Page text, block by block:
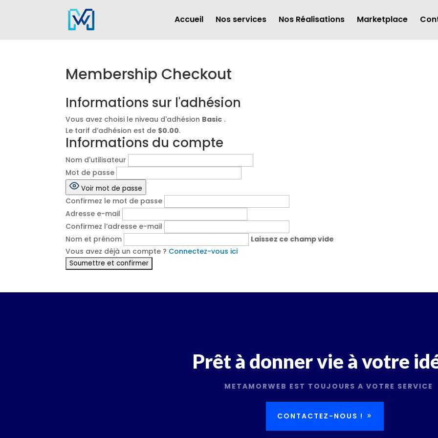
Accueil Nos services Nos Réalisations Marketplace
Membership Checkout
Informations sur l'adhésion
Vous avez choisi le niveau d'adhésion Basic .
Le tarif d’adhésion est de $0.00.
Informations du compte
Nom d'utilisateur
Mot de passe
Voir mot de passe
Confirmez le mot de passe
Adresse e-mail
Confirmez l’adresse e-mail
Nom et prénom
Laissez ce champ vide
Vous avez déjà un compte ? Connectez-vous ici
Prêt à donner vie à votre
METAMORWEB EST TOUJOURS A VOTRE SERVICE
CONTACTEZ-NOUS !